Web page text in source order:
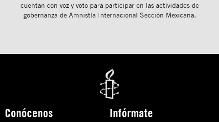
cuentan con voz y voto para participar en las actividades de
gobernanza de Amnistía Internacional Sección Mexicana.
Conócenos Infórmate